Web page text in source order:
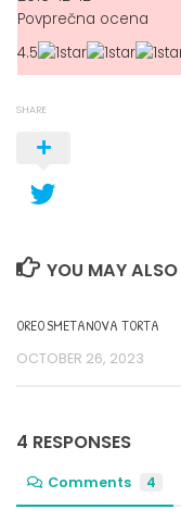
Povprečna ocena
4.5
SHARE
YOU MAY ALSO
OREO SMETANOVA TORTA
OCTOBER 26, 2023
4 RESPONSES
Comments 4